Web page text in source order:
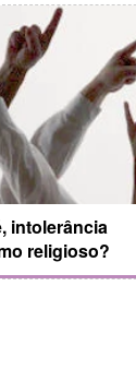
intolerância
religioso?